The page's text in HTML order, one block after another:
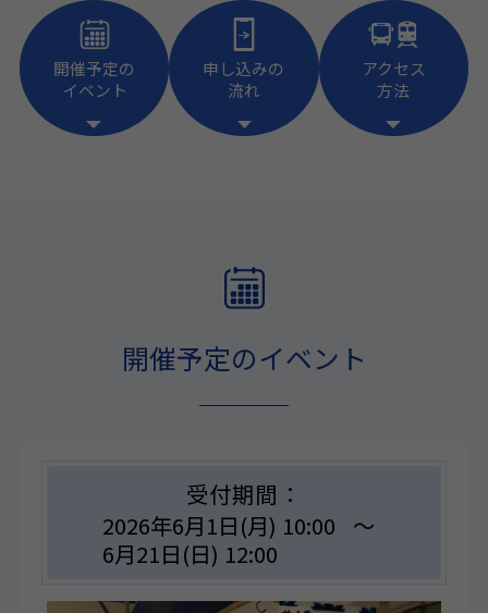
開催予定の
イベント
申し込みの
流れ
アクセス
方法
開催予定のイベント
受付期間：
2026年6月1日(月) 10:00
～
6月21日(日) 12:00